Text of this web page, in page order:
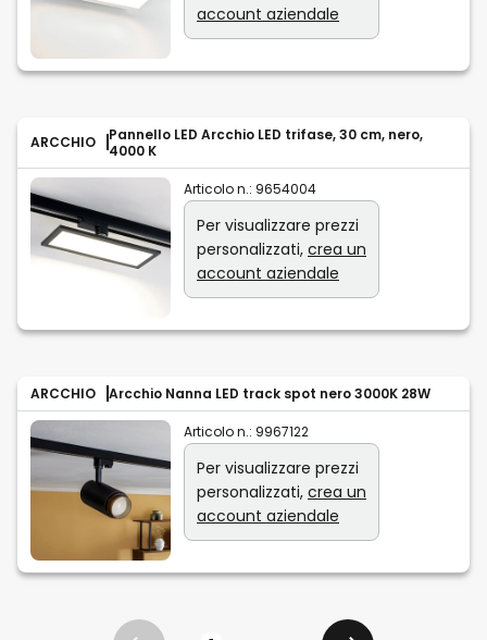
account aziendale
ARCCHIO
Pannello LED Arcchio LED trifase, 30 cm, nero,
4000 K
Articolo n.: 9654004
Per visualizzare prezzi
personalizzati, crea un
account aziendale
ARCCHIO Arcchio Nanna LED track spot nero 3000K 28W
Articolo n.: 9967122
Per visualizzare prezzi
personalizzati, crea un
account aziendale